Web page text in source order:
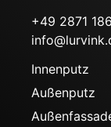
+49 2871
Innenputz
Außenputz